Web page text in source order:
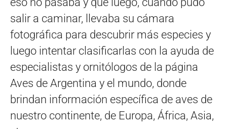
salir a caminar, llevaba su cámara
fotográfica para descubrir más especies y
luego intentar clasificarlas con la ayuda de
especialistas y ornitólogos de la página
Aves de Argentina y el mundo, donde
brindan información específica de aves de
nuestro continente, de Europa, África, Asia,